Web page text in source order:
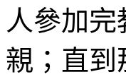
人參加
親；直到